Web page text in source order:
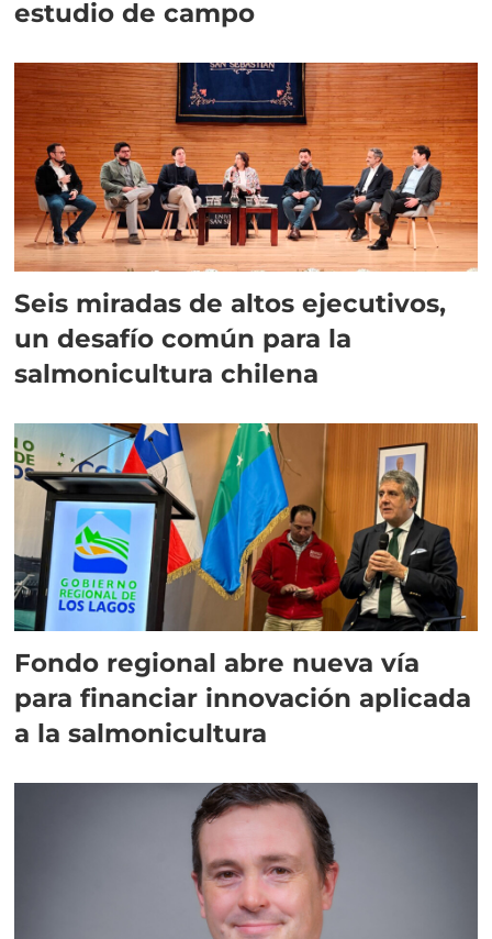
estudio de campo
Seis miradas de altos ejecutivos,
un desafío común para la
salmonicultura chilena
Fondo regional abre nueva vía
para financiar innovación aplicada
a la salmonicultura